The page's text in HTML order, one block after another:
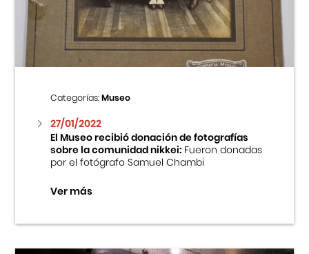
Centro Cultural Peruano Japonés
Museo de la Inmigración Japonesa
Fondo Editorial
Teatro Peruano Japonés
Categorías:Museo
27/01/2022
El Museo recibió donación de fotografías
sobre la comunidad nikkei:Fueron donadas
por el fotógrafo Samuel Chambi
Ver más